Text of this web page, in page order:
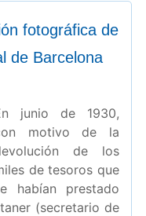
fotográfica de
de Barcelona
junio de 1930,
motivo de la
de los
de tesoros que
habían prestado
(secretario de